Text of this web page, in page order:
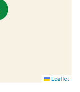
Leaflet